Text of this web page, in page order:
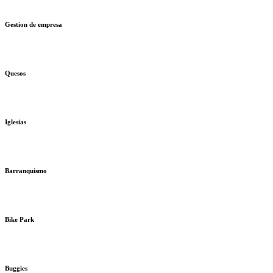
Gestion de empresa
Quesos
Iglesias
Barranquismo
Bike Park
Buggies